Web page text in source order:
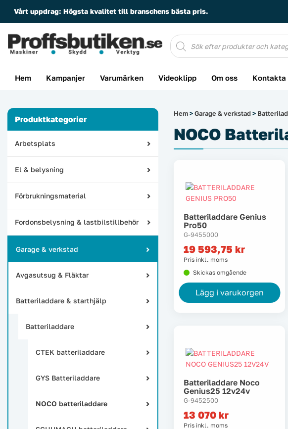
Vårt uppdrag: Högsta kvalitet till branschens bästa pris.
Produktsökning
Hem Kampanjer Varumärken Videoklipp Om oss Kontakta
Produktkategorier
Arbetsplats
El & belysning
Förbrukningsmaterial
Fordonsbelysning & lastbilstillbehör
Garage & verkstad
Avgasutsug & Fläktar
Batteriladdare & starthjälp
Batteriladdare
CTEK batteriladdare
GYS Batteriladdare
NOCO batteriladdare
Hem>Garage & verkstad>
NOCO
Batteriladdare Genius
Pro50
G-9455000
19 593,75 kr
Pris inkl. moms
Skickas omgående
Lägg i varukorgen
Batteriladdare Noco
Genius25 12v24v
G-9452500
13 070 kr
Pris inkl. moms